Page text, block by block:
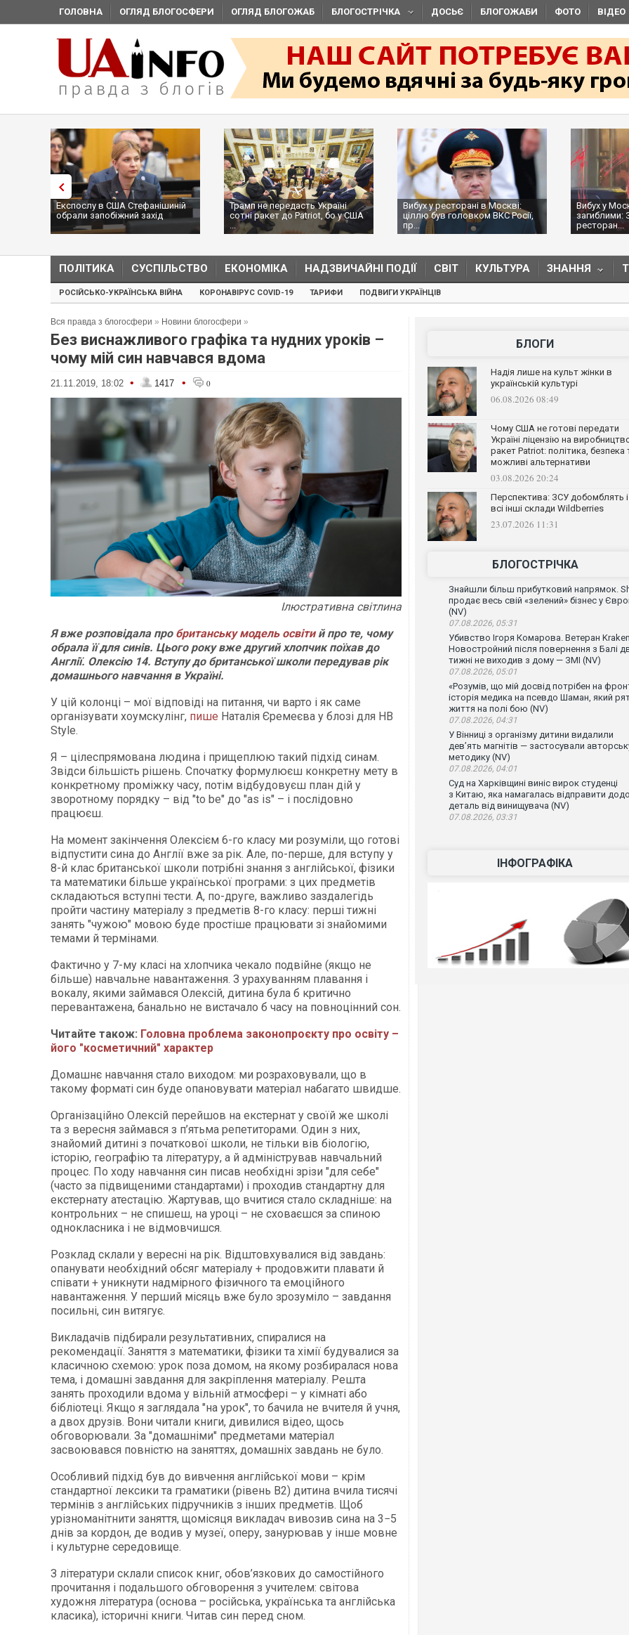
ГОЛОВНА ОГЛЯД БЛОГОСФЕРИ ОГЛЯД БЛОГОЖАБ БЛОГОСТРІЧКА ДОСЬЄ БЛОГОЖАБИ ФОТО ВІДЕО
Експослу в США Стефанішиній
обрали запобіжний захід
Трамп не передасть Україні
сотні ракет до Patriot, бо у США
...
Вибух у ресторані в Москві:
ціллю був головком ВКС Росії,
пр...
Вибух у
загиблими:
ресторан...
ПОЛІТИКА СУСПІЛЬСТВО ЕКОНОМІКА НАДЗВИЧАЙНІ ПОДІЇ СВІТ КУЛЬТУРА ЗНАННЯ
РОСІЙСЬКО-УКРАЇНСЬКА ВІЙНА КОРОНАВІРУС COVID-19 ТАРИФИ ПОДВИГИ УКРАЇНЦІВ
Вся правда з блогосфери » Новини блогосфери »
Без виснажливого графіка та нудних уроків –
чому мій син навчався вдома
21.11.2019, 18:02 • 1417 • 0
Ілюстративна світлина
Я вже розповідала про британську модель освітий про те, чому
обрала її для синів. Цього року вже другий хлопчик поїхав до
Англії. Олексію 14. Вступу до британської школи передував рік
домашнього навчання в Україні.
У цій колонці – мої відповіді на питання, чи варто і як саме
організувати хоумскулінг, пише Наталія Єремеєва у блозі для НВ
Style.
Я – цілеспрямована людина і прищеплюю такий підхід синам.
Звідси більшість рішень. Спочатку формулюєш конкретну мету в
конкретному проміжку часу, потім відбудовуєш план дій у
зворотному порядку – від "to be" до "as is" – і послідовно
працюєш.
На момент закінчення Олексієм 6-го класу ми розуміли, що готові
відпустити сина до Англії вже за рік. Але, по-перше, для вступу у
8-й клас британської школи потрібні знання з англійської, фізики
та математики більше української програми: з цих предметів
складаються вступні тести. А, по-друге, важливо заздалегідь
пройти частину матеріалу з предметів 8-го класу: перші тижні
занять "чужою" мовою буде простіше працювати зі знайомими
темами й термінами.
Фактично у 7-му класі на хлопчика чекало подвійне (якщо не
більше) навчальне навантаження. З урахуванням плавання і
вокалу, якими займався Олексій, дитина була б критично
перевантажена, банально не вистачало б часу на повноцінний сон.
Читайте також: Головна проблема законопроєкту про освіту –
його "косметичний" характер
Домашнє навчання стало виходом: ми розраховували, що в
такому форматі син буде опановувати матеріал набагато швидше.
Організаційно Олексій перейшов на екстернат у своїй же школі
та з вересня займався з п’ятьма репетиторами. Один з них,
знайомий дитині з початкової школи, не тільки вів біологію,
історію, географію та літературу, а й адміністрував навчальний
процес. По ходу навчання син писав необхідні зрізи "для себе"
(часто за підвищеними стандартами) і проходив стандартну для
екстернату атестацію. Жартував, що вчитися стало складніше: на
контрольних – не спишеш, на уроці – не сховаєшся за спиною
однокласника і не відмовчишся.
Розклад склали у вересні на рік. Відштовхувалися від завдань:
опанувати необхідний обсяг матеріалу + продовжити плавати й
співати + уникнути надмірного фізичного та емоційного
навантаження. У перший місяць вже було зрозуміло – завдання
посильні, син витягує.
Викладачів підбирали результативних, спиралися на
рекомендації. Заняття з математики, фізики та хімії будувалися за
класичною схемою: урок поза домом, на якому розбиралася нова
тема, і домашні завдання для закріплення матеріалу. Решта
занять проходили вдома у вільній атмосфері – у кімнаті або
бібліотеці. Якщо я заглядала "на урок", то бачила не вчителя й учня,
а двох друзів. Вони читали книги, дивилися відео, щось
обговорювали. За "домашніми" предметами матеріал
засвоювався повністю на заняттях, домашніх завдань не було.
Особливий підхід був до вивчення англійської мови – крім
стандартної лексики та граматики (рівень В2) дитина вчила тисячі
термінів з англійських підручників з інших предметів. Щоб
урізноманітнити заняття, щомісяця викладач вивозив сина на 3−5
днів за кордон, де водив у музеї, оперу, занурював у інше мовне
і культурне середовище.
З літератури склали список книг, обов’язкових до самостійного
прочитання і подальшого обговорення з учителем: світова
художня література (основа – російська, українська та англійська
класика), історичні книги. Читав син перед сном.
БЛОГИ
Надія лише на культ жінки в
українській культурі
06.08.2026 08:49
Чому США не готові передати
Україні ліцензію на
ракет Patriot: політика, безпека
можливі альтернативи
03.08.2026 20:24
Перспектива: ЗСУ добомблять і
всі інші склади Wildberries
23.07.2026 11:31
БЛОГОСТРІЧКА
Знайшли більш прибутковий напрямок.
продає весь свій «зелений» бізнес у
(NV)
07.08.2026, 05:31
Убивство Ігоря Комарова. Ветеран Kraken
Новостройний після повернення з Балі
тижні не виходив з дому — ЗМІ (NV)
07.08.2026, 05:01
«Розумів, що мій досвід потрібен на
історія медика на псевдо Шаман, який
життя на полі бою (NV)
07.08.2026, 04:31
У Вінниці з організму дитини видалили
дев’ять магнітів — застосували
методику (NV)
07.08.2026, 04:01
Суд на Харківщині виніс вирок студенці
з Китаю, яка намагалась відправити
деталь від винищувача (NV)
07.08.2026, 03:31
ІНФОГРАФІКА